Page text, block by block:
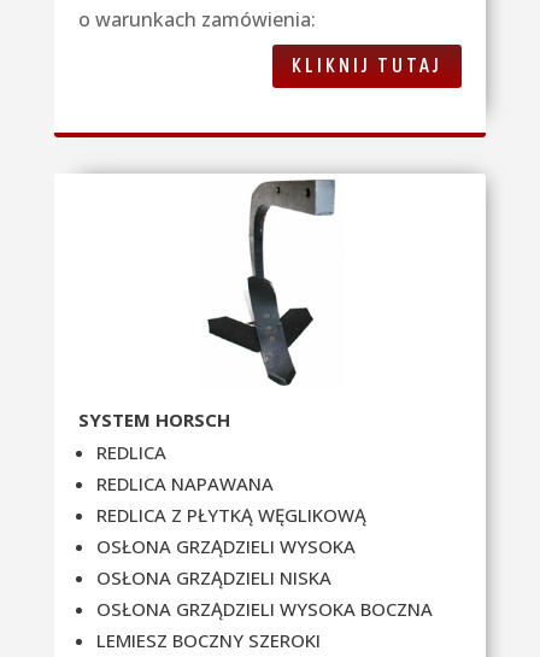
o warunkach zamówienia:
KLIKNIJ TUTAJ
SYSTEM HORSCH
REDLICA
REDLICA NAPAWANA
REDLICA Z PŁYTKĄ WĘGLIKOWĄ
OSŁONA GRZĄDZIELI WYSOKA
OSŁONA GRZĄDZIELI NISKA
OSŁONA GRZĄDZIELI WYSOKA BOCZNA
LEMIESZ BOCZNY SZEROKI